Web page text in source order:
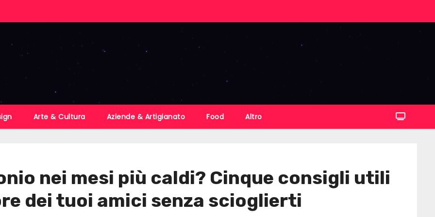
Arte & Cultura Aziende & Artigianato Food Altro
nei mesi più caldi? Cinque consigli utili
dei tuoi amici senza scioglierti